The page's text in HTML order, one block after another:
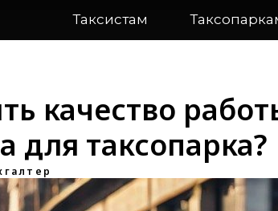
Таксистам
качество
для таксопарка?